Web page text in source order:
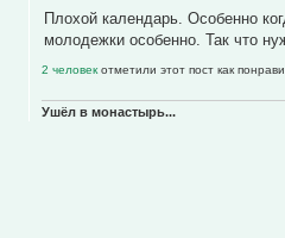
Плохой календарь. Особенно
молодежки особенно. Так что
2 человек отметили этот пост как
Ушёл в монастырь...